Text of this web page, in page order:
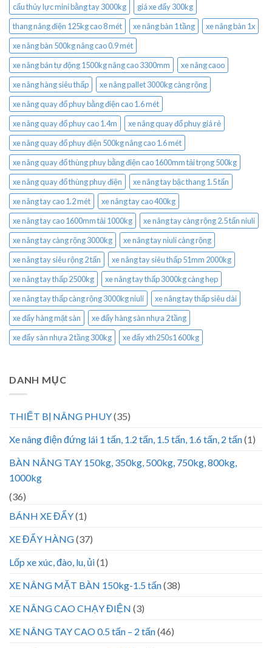
cẩu thủy lực mini bằng tay 3000kg
giá xe đẩy 300kg
thang nâng điện 125kg cao 8 mét
xe nâng bàn 1 tầng
xe nâng bàn 1x
xe nâng bàn 500kg nâng cao 0.9 mét
xe nâng bán tự động 1500kg nâng cao 3300mm
xe nâng caoo
xe nâng hàng siêu thấp
xe nâng pallet 3000kg càng rộng
xe nâng quay đổ phuy bằng điện cao 1.6 mét
xe nâng quay đổ phuy cao 1.4m
xe nâng quay đổ phuy giá rẻ
xe nâng quay đổ phuy điện 500kg nâng cao 1.6 mét
xe nâng quay đổ thùng phuy bằng điện cao 1600mm tải trọng 500kg
xe nâng quay đổ thùng phuy điện
xe nâng tay bậc thang 1.5 tấn
xe nâng tay cao 1.2 mét
xe nâng tay cao 400kg
xe nâng tay cao 1600mm tải 1000kg
xe nâng tay càng rộng 2.5 tấn niuli
xe nâng tay càng rộng 3000kg
xe nâng tay niuli càng rộng
xe nâng tay siêu rộng 2 tấn
xe nâng tay siêu thấp 51mm 2000kg
xe nâng tay thấp 2500kg
xe nâng tay thấp 3000kg càng hẹp
xe nâng tay thấp càng rộng 3000kg niuli
xe nâng tay thấp siêu dài
xe đẩy hàng mặt sàn
xe đẩy hàng sàn nhựa 2 tầng
xe đẩy sàn nhựa 2 tầng 300kg
xe đẩy xth250s1 600kg
DANH MỤC
THIẾT BỊ NÂNG PHUY(35)
Xe nâng điện đứng lái 1 tấn, 1.2 tấn, 1.5 tấn, 1.6 tấn, 2 tấn(1)
BÀN NÂNG TAY 150kg, 350kg, 500kg, 750kg, 800kg,
1000kg
(36)
BÁNH XE ĐẨY(1)
XE ĐẨY HÀNG(37)
Lốp xe xúc, đào, lu, ủi(1)
XE NÂNG MẶT BÀN 150kg-1.5 tấn(38)
XE NÂNG CAO CHẠY ĐIỆN (3)
XE NÂNG TAY CAO 0.5 tấn – 2 tấn(46)